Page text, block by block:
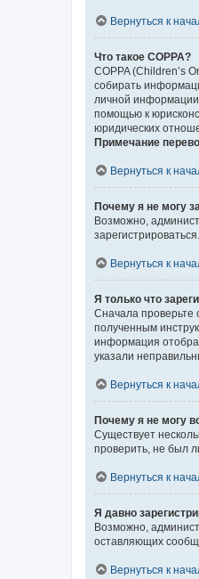
Вернуться к
Что такое COPPA?
COPPA (Children’s
собирать
личной
помощью к
юридических
Примечание
Вернуться к
Почему я не могу
Возможно,
Вернуться к
Я только что
Сначала проверьте
полученным
информация
указали
Вернуться к
Почему я не могу
Существует
проверить, не был
Вернуться к
Я давно
Возможно,
оставляющих
Вернуться к